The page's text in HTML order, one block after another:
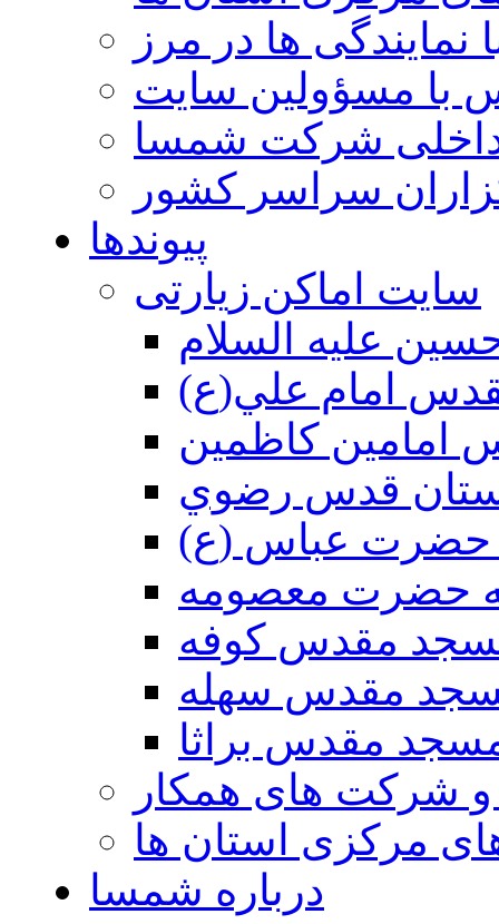
نمایندگی ها در مرز
با مسؤولین سایت
شرکت شمسا
سراسر کشور
پیوندها
سایت اماکن زیارتی
عليه السلام
امام علي(ع)
امامين كاظمين
قدس رضوي
حضرت عباس (ع)
حضرت معصومه
مقدس كوفه
مقدس سهله
مقدس براثا
و شرکت های همکار
مرکزی استان ها
درباره شمسا